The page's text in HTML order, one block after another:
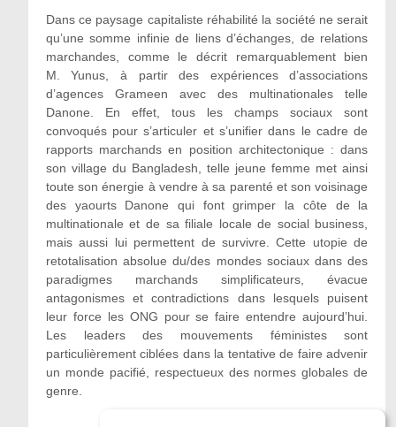
Dans ce paysage capitaliste réhabilité la société ne serait
qu’une somme infinie de liens d’échanges, de relations
marchandes, comme le décrit remarquablement bien
M. Yunus, à partir des expériences d’associations
d’agences Grameen avec des multinationales telle
Danone. En effet, tous les champs sociaux sont
convoqués pour s’articuler et s’unifier dans le cadre de
rapports marchands en position architectonique : dans
son village du Bangladesh, telle jeune femme met ainsi
toute son énergie à vendre à sa parenté et son voisinage
des yaourts Danone qui font grimper la côte de la
multinationale et de sa filiale locale de social business,
mais aussi lui permettent de survivre. Cette utopie de
retotalisation absolue du/des mondes sociaux dans des
paradigmes marchands simplificateurs, évacue
antagonismes et contradictions dans lesquels puisent
leur force les ONG pour se faire entendre aujourd’hui.
Les leaders des mouvements féministes sont
particulièrement ciblées dans la tentative de faire advenir
un monde pacifié, respectueux des normes globales de
genre.